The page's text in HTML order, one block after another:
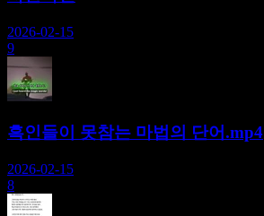
2026-02-15
9
흑인들이 못참는 마법의 단어.mp4
2026-02-15
8